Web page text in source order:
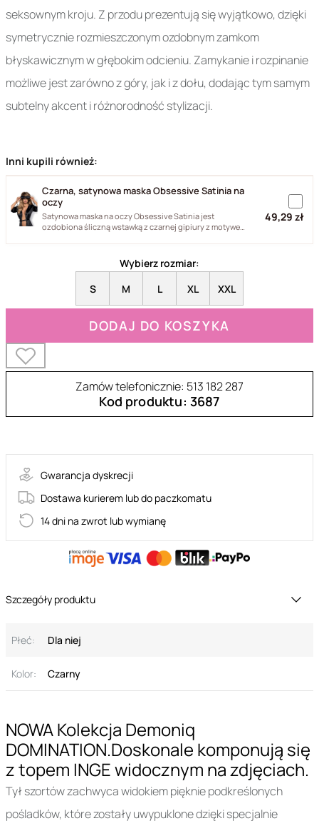
NOWA Kolekcja Demoniq
DOMINATION.Doskonale komponują się
z topem INGE widocznym na zdjęciach.
Tył szortów zachwyca widokiem pięknie podkreślonych
pośladków, które zostały uwypuklone dzięki specjalnie
seksownym kroju. Z przodu prezentują się wyjątkowo, dzięki
symetrycznie rozmieszczonym ozdobnym zamkom
błyskawicznym w głębokim odcieniu. Zamykanie i rozpinanie
możliwe jest zarówno z góry, jak i z dołu, dodając tym samym
subtelny akcent i różnorodność stylizacji.
Inni kupili również:
Czarna, satynowa maska Obsessive Satinia na
oczy
Satynowa maska na oczy Obsessive Satinia jest
ozdobiona śliczną wstawką z czarnej gipiury z motywem
49,29 zł
Wybierz rozmiar:
S
M L XL XXL
DODAJ DO KOSZYKA
Zamów telefonicznie: 513 182 287
Kod produktu: 3687
Gwarancja dyskrecji
Dostawa kurierem lub do paczkomatu
14 dni na zwrot lub wymianę
Szczegóły produktu
Płeć: Dla niej
Kolor: Czarny